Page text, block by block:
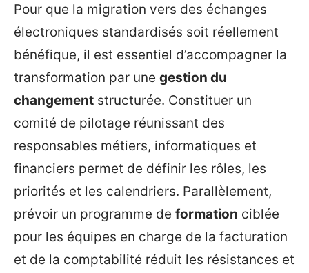
Pour que la migration vers des échanges
électroniques standardisés soit réellement
bénéfique, il est essentiel d’accompagner la
transformation par une gestion du
changement structurée. Constituer un
comité de pilotage réunissant des
responsables métiers, informatiques et
financiers permet de définir les rôles, les
priorités et les calendriers. Parallèlement,
prévoir un programme de formation ciblée
pour les équipes en charge de la facturation
et de la comptabilité réduit les résistances et